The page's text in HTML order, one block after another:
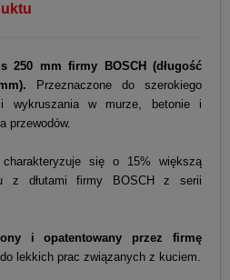
250 mm firmy BOSCH (długość
Przeznaczone do szerokiego
wykruszania w murze, betonie i
przewodów.
charakteryzuje się o 15% większą
z dłutami firmy BOSCH z serii
i opatentowany przez firmę
lekkich prac związanych z kuciem.